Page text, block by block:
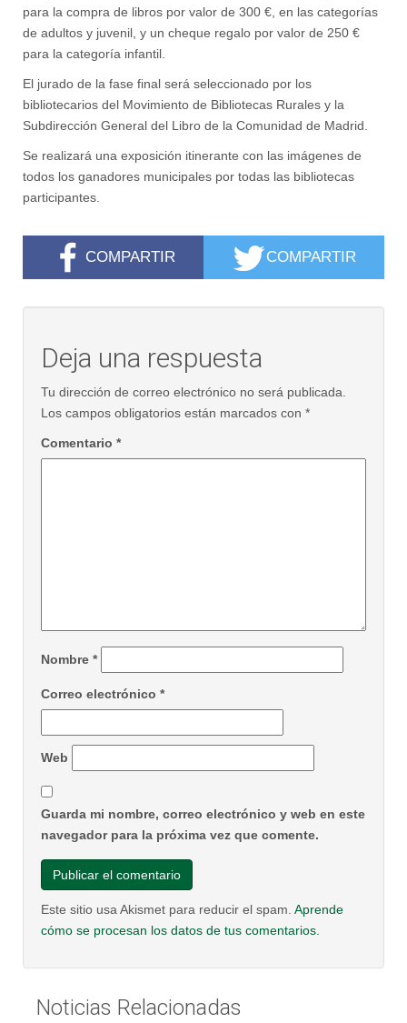
para la compra de libros por valor de 300 €, en las categorías
de adultos y juvenil, y un cheque regalo por valor de 250 €
para la categoría infantil.
El jurado de la fase final será seleccionado por los
bibliotecarios del Movimiento de Bibliotecas Rurales y la
Subdirección General del Libro de la Comunidad de Madrid.
Se realizará una exposición itinerante con las imágenes de
todos los ganadores municipales por todas las bibliotecas
participantes.
COMPARTIR COMPARTIR
Deja una respuesta
Tu dirección de correo electrónico no será publicada.
Los campos obligatorios están marcados con *
Comentario *
Nombre *
Correo electrónico *
Web
Guarda mi nombre, correo electrónico y web en este
navegador para la próxima vez que comente.
Este sitio usa Akismet para reducir el spam. Aprende
cómo se procesan los datos de tus comentarios.
Noticias Relacionadas